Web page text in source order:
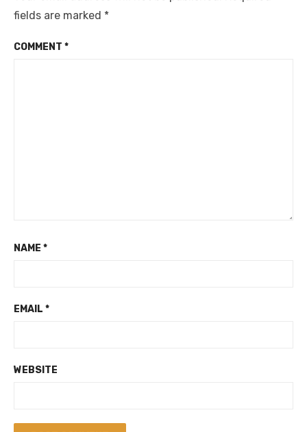
fields are marked *
COMMENT *
NAME *
EMAIL *
WEBSITE